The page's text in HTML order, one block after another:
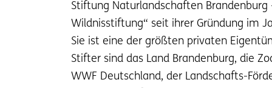
Stiftung Naturlandschaften
Wildnisstiftung“ seit ihrer Gründung im
Sie ist eine der größten privaten
Stifter sind das Land Brandenburg, die
WWF Deutschland, der Landschafts-